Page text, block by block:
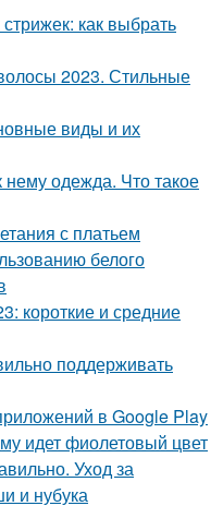
как выбрать
2023. Стильные
виды и их
одежда. Что такое
с платьем
белого
короткие и средние
поддерживать
в Google Play
идет фиолетовый цвет
Уход за
и нубука